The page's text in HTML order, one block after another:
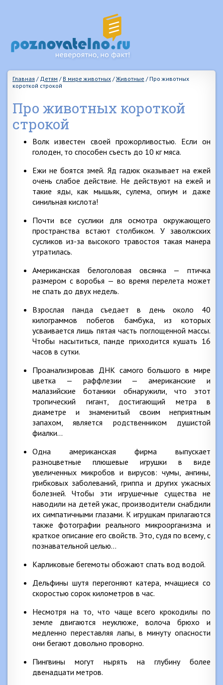
Главная / Детям / В мире животных /Животные / Про животных
короткой строкой
Про животных короткой
строкой
Волк известен своей прожорливостью. Если он
голоден, то способен съесть до 10 кг мяса.
Ежи не боятся змей. Яд гадюк оказывает на ежей
очень слабое действие. Не действуют на ежей и
такие яды, как мышьяк, сулема, опиум и даже
синильная кислота!
Почти все суслики для осмотра окружающего
пространства встают столбиком. У заволжских
сусликов из-за высокого травостоя такая манера
утратилась.
Американская белоголовая овсянка — птичка
размером с воробья — во время перелета может
не спать до двух недель.
Взрослая панда съедает в день около 40
килограммов побегов бамбука, из которых
усваивается лишь пятая часть поглощенной массы.
Чтобы насытиться, панде приходится кушать 16
часов в сутки.
Проанализировав ДНК самого большого в мире
цветка — раффлезии — американские и
малазийские ботаники обнаружили, что этот
тропический гигант, достигающий метра в
диаметре и знаменитый своим неприятным
запахом, является родственником душистой
фиалки…
Одна американская фирма выпускает
разноцветные плюшевые игрушки в виде
увеличенных микробов и вирусов: чумы, ангины,
грибковых заболеваний, гриппа и других ужасных
болезней. Чтобы эти игрушечные существа не
наводили на детей ужас, производители снабдили
их симпатичными глазами. К игрушкам прилагаются
также фотографии реального микроорганизма и
краткое описание его свойств. Это, судя по всему, с
познавательной целью…
Карликовые бегемоты обожают спать вод водой.
Дельфины шутя перегоняют катера, мчащиеся со
скоростью сорок километров в час.
Несмотря на то, что чаще всего крокодилы по
земле двигаются неуклюже, волоча брюхо и
медленно переставляя лапы, в минуту опасности
они бегают довольно проворно.
Пингвины могут нырять на глубину более
двенадцати метров.